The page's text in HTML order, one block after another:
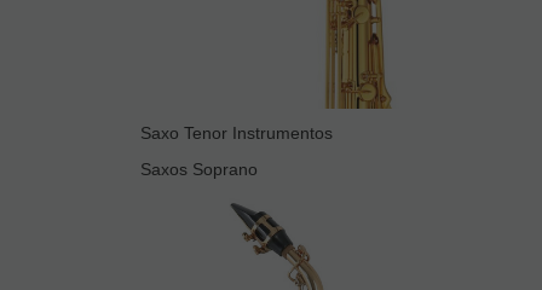
Saxo Tenor Instrumentos
Saxos Soprano